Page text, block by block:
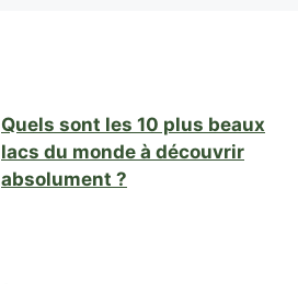
Quels sont les 10 plus beaux
lacs du monde à découvrir
absolument ?